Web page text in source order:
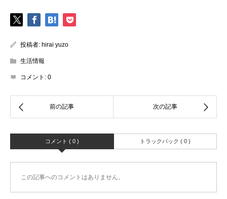
投稿者: hirai yuzo
生活情報
コメント: 0
コメント ( 0 ) トラックバック ( 0 )
この記事へのコメントはありません。